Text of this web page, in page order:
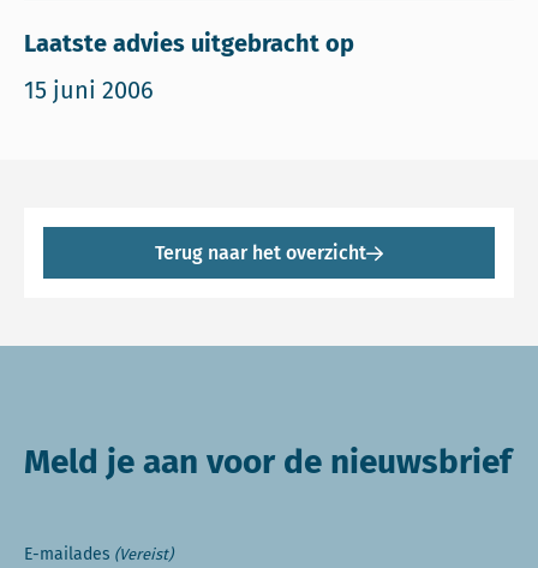
Laatste advies uitgebracht op
15 juni 2006
Terug naar het overzicht
Meld je aan voor de nieuwsbrief
E-mailades (Vereist)